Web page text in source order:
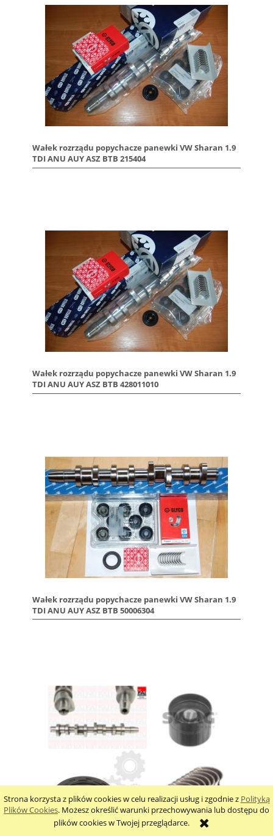
Strona korzysta z plików cookies w celu realizacji usług i zgodnie z Polityką
Plików Cookies. Możesz określić warunki przechowywania lub dostępu do
plików cookies w Twojej przeglądarce.
Wałek rozrządu popychacze panewki VW Sharan 1.9
TDI ANU AUY ASZ BTB 215404
Wałek rozrządu popychacze panewki VW Sharan 1.9
TDI ANU AUY ASZ BTB 428011010
Wałek rozrządu popychacze panewki VW Sharan 1.9
TDI ANU AUY ASZ BTB 50006304